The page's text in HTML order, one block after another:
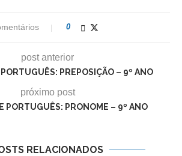
0
post anterior
PREPOSIÇÃO – 9º ANO
próximo post
PORTUGUÊS: PRONOME – 9º ANO
RELACIONADOS